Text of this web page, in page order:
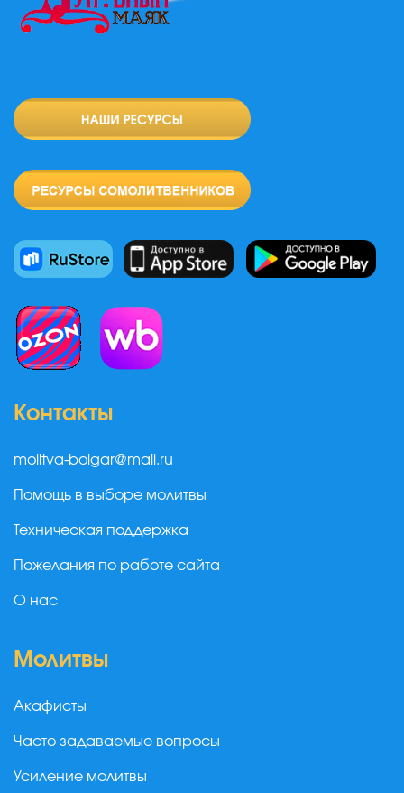
Контакты
molitva-bolgar@mail.ru
Помощь в выборе молитвы
Техническая поддержка
Пожелания по работе сайта
О нас
Молитвы
Акафисты
Часто задаваемые вопросы
Усиление молитвы